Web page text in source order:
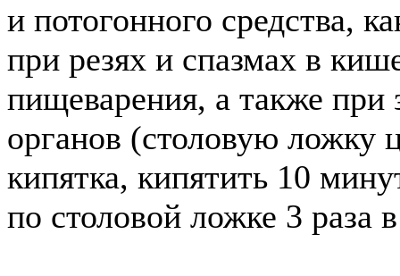
и потогонного средства,
при резях и спазмах в
пищеварения, а также при
органов (столовую ложку
кипятка, кипятить 10
по столовой ложке 3 раза